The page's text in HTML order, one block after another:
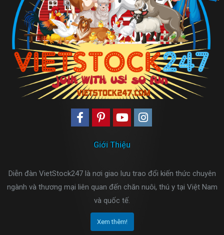
Giới Thiệu
Diễn đàn VietStock247 là nơi giao lưu trao đổi kiến thức chuyên
ngành và thương mại liên quan đến chăn nuôi, thú y tại Việt Nam
và quốc tế.
Xem thêm!